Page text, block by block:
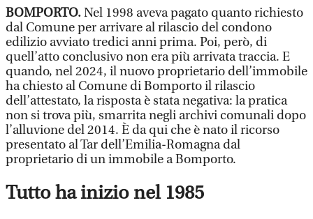
BOMPORTO.Nel 1998 aveva pagato quanto richiesto
dal Comune per arrivare al rilascio del condono
edilizio avviato tredici anni prima. Poi, però, di
quell’atto conclusivo non era più arrivata traccia. E
quando, nel 2024, il nuovo proprietario dell’immobile
ha chiesto al Comune di Bomporto il rilascio
dell’attestato, la risposta è stata negativa: la pratica
non si trova più, smarrita negli archivi comunali dopo
l’alluvione del 2014. È da qui che è nato il ricorso
presentato al Tar dell’Emilia-Romagna dal
proprietario di un immobile a Bomporto.
Tutto ha inizio nel 1985